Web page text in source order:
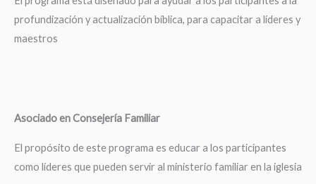
profundización y actualización bíblica, para capacitar a líderes y
maestros
Asociado en Consejería Familiar
El propósito de este programa es educar a los participantes
como líderes que pueden servir al ministerio familiar en la iglesia